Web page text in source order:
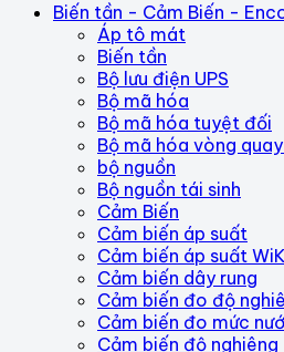
Biến tần - Cảm Biến -
Áp tô mát
Biến tần
Bộ lưu điện UPS
Bộ mã hóa
Bộ mã hóa tuyệt đối
Bộ mã hóa vòng
bộ nguồn
Bộ nguồn tái sinh
Cảm Biến
Cảm biến áp suất
Cảm biến áp suất
Cảm biến dây rung
Cảm biến đo độ
Cảm biến đo mức
Cảm biến độ nghiêng